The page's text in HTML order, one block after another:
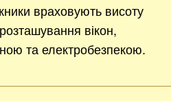
враховують висоту
вікон,
та електробезпекою.